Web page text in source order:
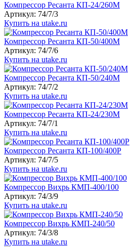
Компрессор Ресанта КП-24/260М
Артикул: 74/7/3
Купить на utake.ru
Компрессор Ресанта КП-50/400М
Артикул: 74/7/6
Купить на utake.ru
Компрессор Ресанта КП-50/240М
Артикул: 74/7/2
Купить на utake.ru
Компрессор Ресанта КП-24/230М
Артикул: 74/7/1
Купить на utake.ru
Компрессор Ресанта КП-100/400Р
Артикул: 74/7/5
Купить на utake.ru
Компрессор Вихрь КМП-400/100
Артикул: 74/3/9
Купить на utake.ru
Компрессор Вихрь КМП-240/50
Артикул: 74/3/8
Купить на utake.ru